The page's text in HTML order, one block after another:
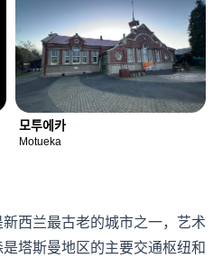
모투에카
Motueka
西兰最古老的城市之一，艺术
塔斯曼地区的主要交通枢纽和